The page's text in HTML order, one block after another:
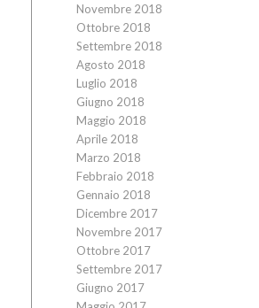
Novembre 2018
Ottobre 2018
Settembre 2018
Agosto 2018
Luglio 2018
Giugno 2018
Maggio 2018
Aprile 2018
Marzo 2018
Febbraio 2018
Gennaio 2018
Dicembre 2017
Novembre 2017
Ottobre 2017
Settembre 2017
Giugno 2017